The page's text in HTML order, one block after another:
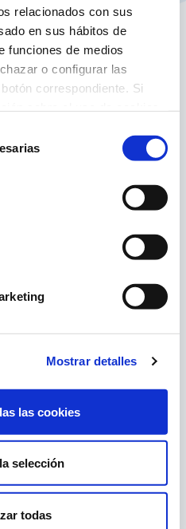
relacionados con sus
en sus hábitos de
funciones de medios
o configurar las
correspondiente. Si
Mostrar detalles
las cookies
selección
todas
que da mayor
piscinas: Novedades